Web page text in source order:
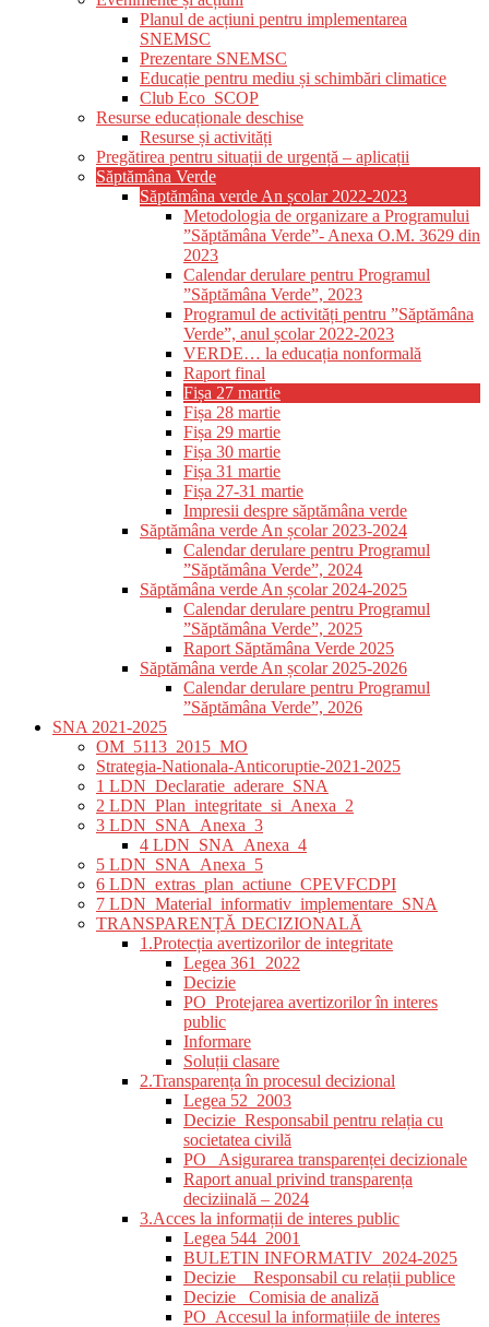
Planul de acțiuni pentru implementarea
SNEMSC
Prezentare SNEMSC
Educație pentru mediu și schimbări climatice
Club Eco_SCOP
Resurse educaționale deschise
Resurse și activități
Pregătirea pentru situații de urgență – aplicații
Săptămâna Verde
Săptămâna verde An școlar 2022-2023
Metodologia de organizare a Programului
”Săptămâna Verde”- Anexa O.M. 3629 din
2023
Calendar derulare pentru Programul
”Săptămâna Verde”, 2023
Programul de activități pentru ”Săptămâna
Verde”, anul școlar 2022-2023
VERDE… la educația nonformală
Raport final
Fișa 27 martie
Fișa 28 martie
Fișa 29 martie
Fișa 30 martie
Fișa 31 martie
Fișa 27-31 martie
Impresii despre săptămâna verde
Săptămâna verde An școlar 2023-2024
Calendar derulare pentru Programul
”Săptămâna Verde”, 2024
Săptămâna verde An școlar 2024-2025
Calendar derulare pentru Programul
”Săptămâna Verde”, 2025
Raport Săptămâna Verde 2025
Săptămâna verde An școlar 2025-2026
Calendar derulare pentru Programul
”Săptămâna Verde”, 2026
SNA 2021-2025
OM_5113_2015_MO
Strategia-Nationala-Anticoruptie-2021-2025
1 LDN_Declaratie_aderare_SNA
2 LDN_Plan_integritate_si_Anexa_2
3 LDN_SNA_Anexa_3
4 LDN_SNA_Anexa_4
5 LDN_SNA_Anexa_5
6 LDN_extras_plan_actiune_CPEVFCDPI
7 LDN_Material_informativ_implementare_SNA
TRANSPARENȚĂ DECIZIONALĂ
1.Protecția avertizorilor de integritate
Legea 361_2022
Decizie
PO_Protejarea avertizorilor în interes
public
Informare
Soluții clasare
2.Transparența în procesul decizional
Legea 52_2003
Decizie_Responsabil pentru relația cu
societatea civilă
PO_ Asigurarea transparenței decizionale
Raport anual privind transparența
deciziinală – 2024
3.Acces la informații de interes public
Legea 544_2001
BULETIN INFORMATIV_2024-2025
Decizie _ Responsabil cu relații publice
Decizie_ Comisia de analiză
PO_Accesul la informațiile de interes